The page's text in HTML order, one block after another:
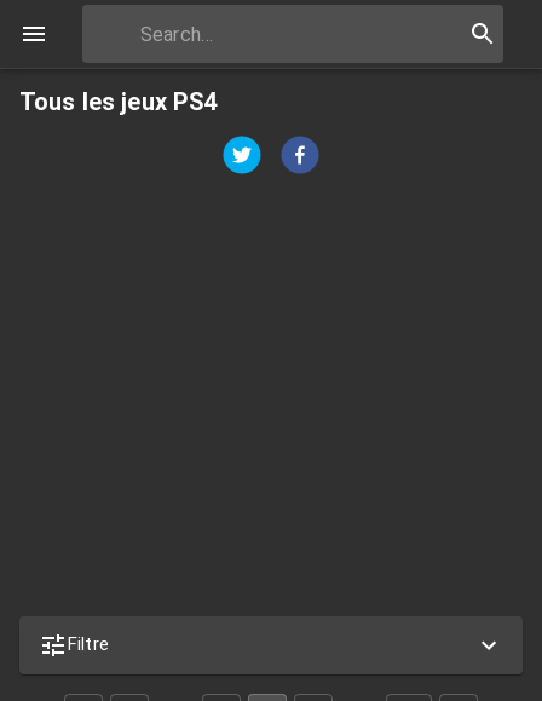
Tous les jeux PS4
Filtre